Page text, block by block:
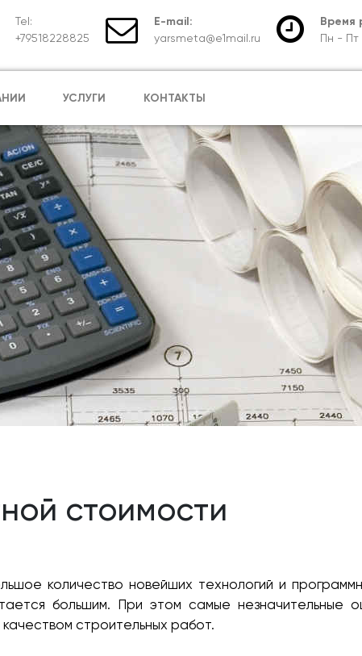
Tel:
+79518228825
E-mail:
yarsmeta@e1mail.ru
Время
Пн - Пт
УСЛУГИ КОНТАКТЫ
стоимости
количество новейших технологий и
большим. При этом самые незначительные
строительных работ.